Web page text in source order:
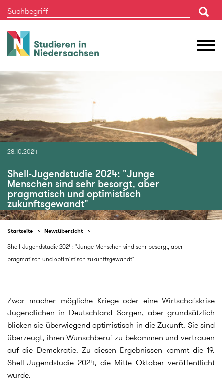
Studieren
in
28.10.2024
Shell-Jugendstudie 2024: "Junge
Menschen sind sehr besorgt, aber
pragmatisch und optimistisch
zukunftsgewandt"
Startseite
Newsübersicht
Shell-Jugendstudie 2024: "Junge Menschen sind sehr besorgt, aber
pragmatisch und optimistisch zukunftsgewandt"
Zwar machen mögliche Kriege oder eine Wirtschafskrise
Jugendlichen in Deutschland Sorgen, aber grundsätzlich
blicken sie überwiegend optimistisch in die Zukunft. Sie sind
überzeugt, ihren Wunschberuf zu bekommen und vertrauen
auf die Demokratie. Zu diesen Ergebnissen kommt die 19.
Shell-Jugendstudie 2024, die Mitte Oktober veröffentlicht
wurde.